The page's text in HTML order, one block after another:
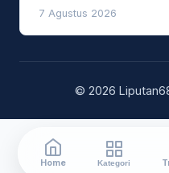
7 Agustus 2026
© 2026
Home Kategori